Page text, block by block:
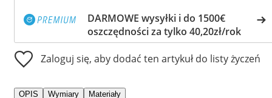
DARMOWE wysyłki i do 1500€
oszczędności za tylko 40,20zł/rok
Zaloguj się, aby dodać ten artykuł do listy życzeń
OPIS Wymiary Materiały